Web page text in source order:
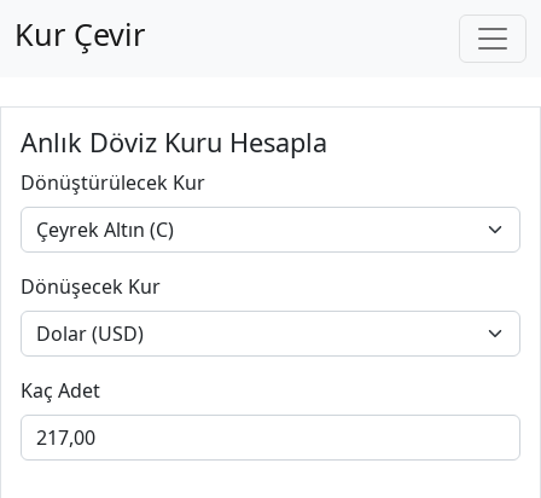
Kur Çevir
Anlık Döviz Kuru Hesapla
Dönüştürülecek Kur
Dönüşecek Kur
Kaç Adet